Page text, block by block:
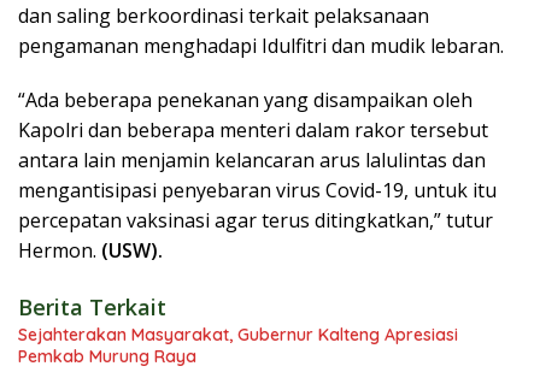
dan saling berkoordinasi terkait pelaksanaan
pengamanan menghadapi Idulfitri dan mudik lebaran.
“Ada beberapa penekanan yang disampaikan oleh
Kapolri dan beberapa menteri dalam rakor tersebut
antara lain menjamin kelancaran arus lalulintas dan
mengantisipasi penyebaran virus Covid-19, untuk itu
percepatan vaksinasi agar terus ditingkatkan,” tutur
Hermon. (USW).
Berita Terkait
Sejahterakan Masyarakat, Gubernur Kalteng Apresiasi
Pemkab Murung Raya